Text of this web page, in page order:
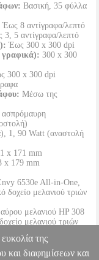
Βασική, 35 φύλλα
Έως 8 αντίγραφα/λεπτό
5 αντίγραφα/λεπτό
Έως 300 x 300 dpi
γραφικά): 300 x 300
300 x 300 dpi
Μέσω της
1, 90 Watt (αναστολή
x 171 mm
x 179 mm
6530e All-in-One,
δοχείο μελανιού τριών
μελανιού HP 308
μελανιού τριών
σελίδες) 7FP22UE
της
και διαφημίσεων και